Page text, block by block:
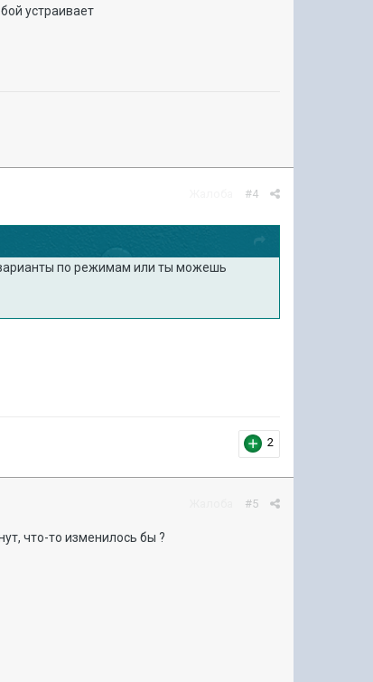
устраивает
#4
по режимам или ты можешь
2
#5
что-то изменилось бы ?